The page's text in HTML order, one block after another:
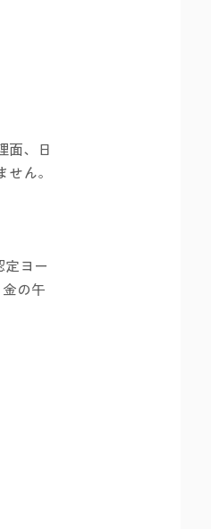
面、日
ん。
定ヨー
の午